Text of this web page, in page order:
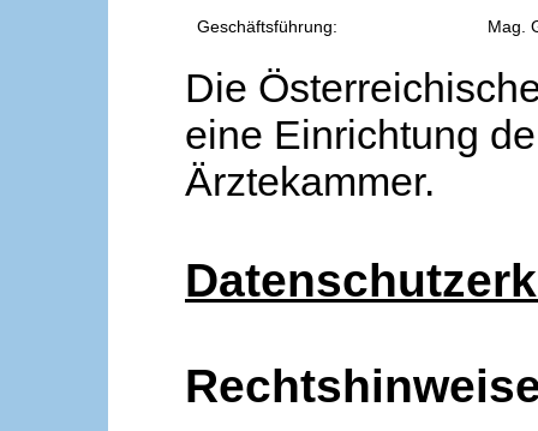
Geschäftsführung:
Mag.
Die
eine Einrichtung
Ärztekammer.